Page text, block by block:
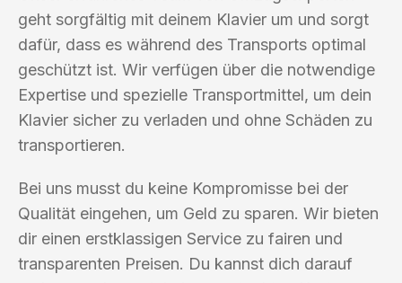
geht sorgfältig mit deinem Klavier um und sorgt
dafür, dass es während des Transports optimal
geschützt ist. Wir verfügen über die notwendige
Expertise und spezielle Transportmittel, um dein
Klavier sicher zu verladen und ohne Schäden zu
transportieren.
Bei uns musst du keine Kompromisse bei der
Qualität eingehen, um Geld zu sparen. Wir bieten
dir einen erstklassigen Service zu fairen und
transparenten Preisen. Du kannst dich darauf